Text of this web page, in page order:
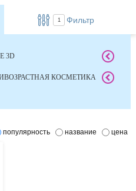
1 Фильтр
3D
КОСМЕТИКА
популярность название цена